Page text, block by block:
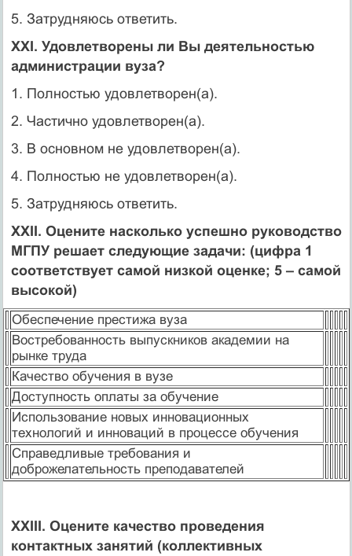
5. Затрудняюсь ответить.
XXI. Удовлетворены ли Вы деятельностью
администрации вуза?
1. Полностью удовлетворен(а).
2. Частично удовлетворен(а).
3. В основном не удовлетворен(а).
4. Полностью не удовлетворен(а).
5. Затрудняюсь ответить.
XXII. Оцените насколько успешно руководство
МГПУ решает следующие задачи: (цифра 1
соответствует самой низкой оценке; 5 – самой
высокой)
Обеспечение престижа вуза
Востребованность выпускников академии на
рынке труда
Качество обучения в вузе
Доступность оплаты за обучение
Использование новых инновационных
технологий и инноваций в процессе обучения
Справедливые требования и
доброжелательность преподавателей
XXIII. Оцените качество проведения
контактных занятий (коллективных